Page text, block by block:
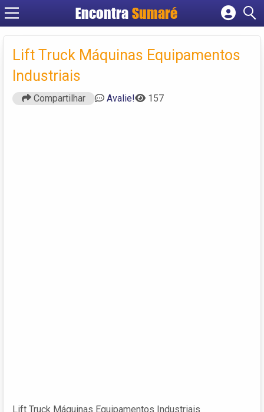
Encontra Sumaré
Cadastrar empresa
Criar conta
Lift Truck Máquinas Equipamentos
Industriais
Compartilhar Avalie! 157
Lift Truck Máquinas Equipamentos Industriais